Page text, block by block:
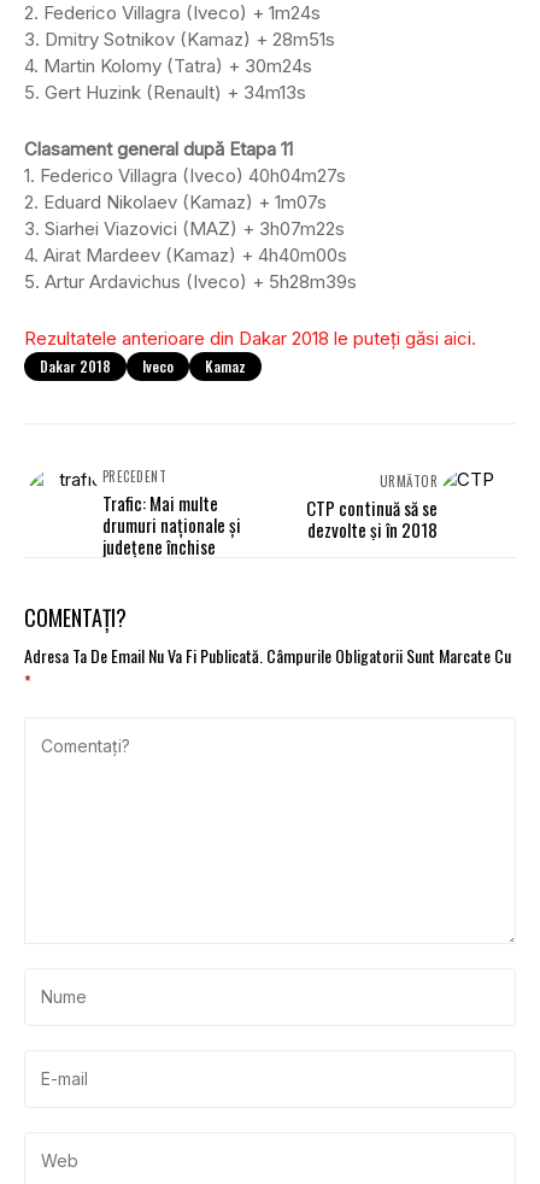
2. Federico Villagra (Iveco) + 1m24s
3. Dmitry Sotnikov (Kamaz) + 28m51s
4. Martin Kolomy (Tatra) + 30m24s
5. Gert Huzink (Renault) + 34m13s
Clasament general după Etapa 11
1. Federico Villagra (Iveco) 40h04m27s
2. Eduard Nikolaev (Kamaz) + 1m07s
3. Siarhei Viazovici (MAZ) + 3h07m22s
4. Airat Mardeev (Kamaz) + 4h40m00s
5. Artur Ardavichus (Iveco) + 5h28m39s
Rezultatele anterioare din Dakar 2018 le puteți găsi aici.
Dakar 2018 Iveco Kamaz
PRECEDENT
Trafic: Mai multe
drumuri naționale și
județene închise
URMĂTOR
CTP continuă să se
dezvolte și în 2018
COMENTAȚI?
Adresa Ta De Email Nu Va Fi Publicată. Câmpurile Obligatorii Sunt Marcate Cu
*